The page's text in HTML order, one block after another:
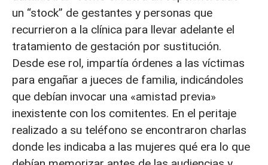
un “stock” de gestantes y personas que
recurrieron a la clínica para llevar adelante el
tratamiento de gestación por sustitución.
Desde ese rol, impartía órdenes a las víctimas
para engañar a jueces de familia, indicándoles
que debían invocar una «amistad previa»
inexistente con los comitentes. En el peritaje
realizado a su teléfono se encontraron charlas
donde les indicaba a las mujeres qué era lo que